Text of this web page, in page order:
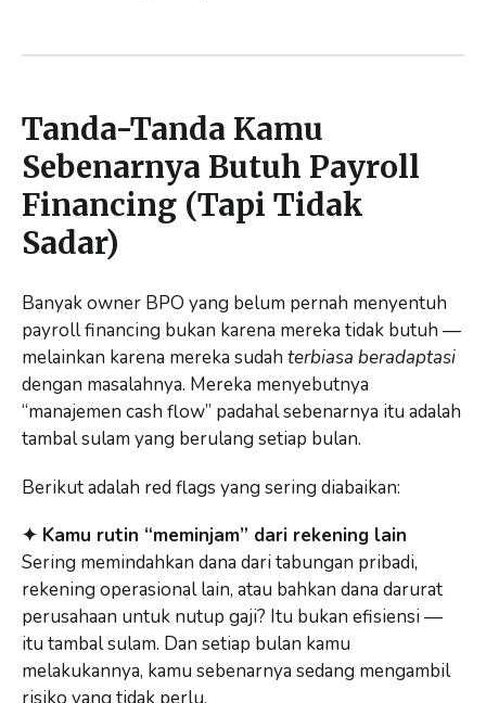
Tanda-Tanda Kamu
Sebenarnya Butuh Payroll
Financing (Tapi Tidak
Sadar)
Banyak owner BPO yang belum pernah menyentuh
payroll financing bukan karena mereka tidak butuh —
melainkan karena mereka sudah terbiasa beradaptasi
dengan masalahnya. Mereka menyebutnya
“manajemen cash flow” padahal sebenarnya itu adalah
tambal sulam yang berulang setiap bulan.
Berikut adalah red flags yang sering diabaikan:
✦ Kamu rutin “meminjam” dari rekening lain
Sering memindahkan dana dari tabungan pribadi,
rekening operasional lain, atau bahkan dana darurat
perusahaan untuk nutup gaji? Itu bukan efisiensi —
itu tambal sulam. Dan setiap bulan kamu
melakukannya, kamu sebenarnya sedang mengambil